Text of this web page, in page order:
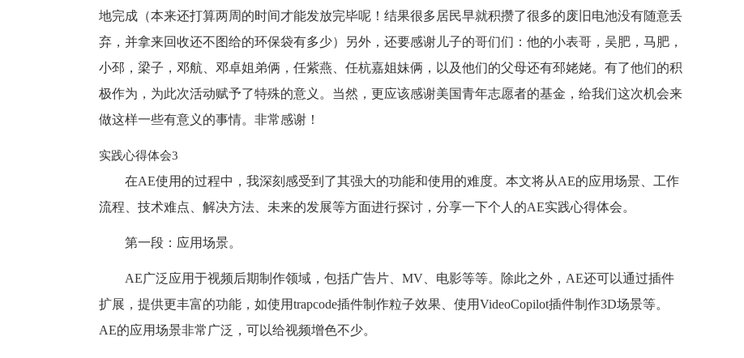
地完成（本来还打算两周的时间才能发放完毕呢！结果很多居民早就积攒了很多的废旧电池没有随意丢
弃，并拿来回收还不图给的环保袋有多少）另外，还要感谢儿子的哥们们：他的小表哥，吴肥，马肥，
小邳，梁子，邓航、邓卓姐弟俩，任紫燕、任杭嘉姐妹俩，以及他们的父母还有邳姥姥。有了他们的积
极作为，为此次活动赋予了特殊的意义。当然，更应该感谢美国青年志愿者的基金，给我们这次机会来
做这样一些有意义的事情。非常感谢！
实践心得体会3
在AE使用的过程中，我深刻感受到了其强大的功能和使用的难度。本文将从AE的应用场景、工作
流程、技术难点、解决方法、未来的发展等方面进行探讨，分享一下个人的AE实践心得体会。
第一段：应用场景。
AE广泛应用于视频后期制作领域，包括广告片、MV、电影等等。除此之外，AE还可以通过插件
扩展，提供更丰富的功能，如使用trapcode插件制作粒子效果、使用VideoCopilot插件制作3D场景等。
AE的应用场景非常广泛，可以给视频增色不少。